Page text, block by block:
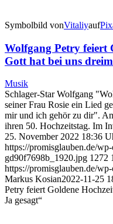
Symbolbild vonVitaliyauf
Wolfgang Petry feiert
Gott hat bei uns
Musik
Schlager-Star Wolfgang
seiner Frau Rosie ein Lied
mir und ich gehör zu dir".
ihren 50. Hochzeitstag. Im
25. November 2022 18:36
https://promisglauben.de/
gd90f7698b_1920.jpg 1272
https://promisglauben.de/
Markus Kosian2022-11-25
Petry feiert Goldene
Ja gesagt“